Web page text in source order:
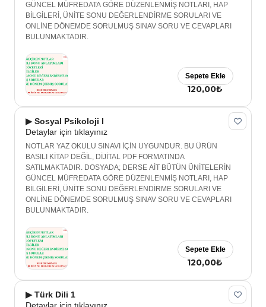
GÜNCEL MÜFREDATA GÖRE DÜZENLENMİŞ NOTLARI, HAP
BİLGİLERİ, ÜNİTE SONU DEĞERLENDİRME SORULARI VE
ONLİNE DÖNEMDE SORULMUŞ SINAV SORU VE CEVAPLARI
BULUNMAKTADIR.
120,00₺
Sepete Ekle
▶ Sosyal Psikoloji I
Detaylar için tıklayınız
NOTLAR YAZ OKULU SINAVI İÇİN UYGUNDUR. BU ÜRÜN
BASILI KİTAP DEĞİL, DİJİTAL PDF FORMATINDA
SATILMAKTADIR. DOSYADA; DERSE AİT BÜTÜN ÜNİTELERİN
GÜNCEL MÜFREDATA GÖRE DÜZENLENMİŞ NOTLARI, HAP
BİLGİLERİ, ÜNİTE SONU DEĞERLENDİRME SORULARI VE
ONLİNE DÖNEMDE SORULMUŞ SINAV SORU VE CEVAPLARI
BULUNMAKTADIR.
120,00₺
Sepete Ekle
▶ Türk Dili 1